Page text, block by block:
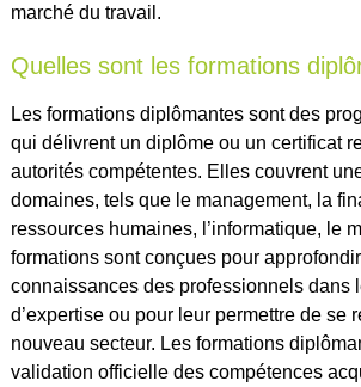
marché du travail.
Quelles sont les formations
Les formations diplômantes sont des
qui délivrent un diplôme ou un certificat
autorités compétentes. Elles couvrent
domaines, tels que le management, la
ressources humaines, l’informatique, le
formations sont conçues pour
connaissances des professionnels dans
d’expertise ou pour leur permettre de se
nouveau secteur. Les formations
validation officielle des compétences